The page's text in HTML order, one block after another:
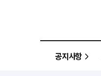
공지사항